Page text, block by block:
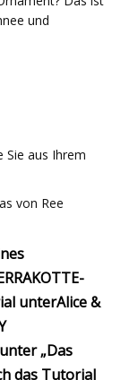
und
Sie aus Ihrem
von Ree
unterAlice &
„Das
das Tutorial